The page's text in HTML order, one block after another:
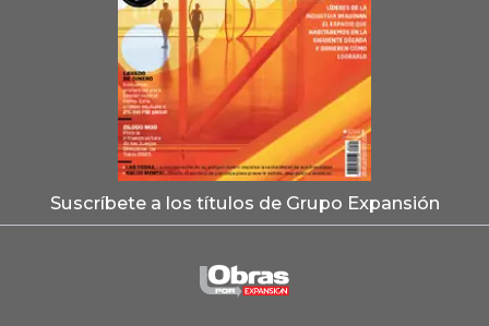
Suscríbete a los títulos de Grupo Expansión